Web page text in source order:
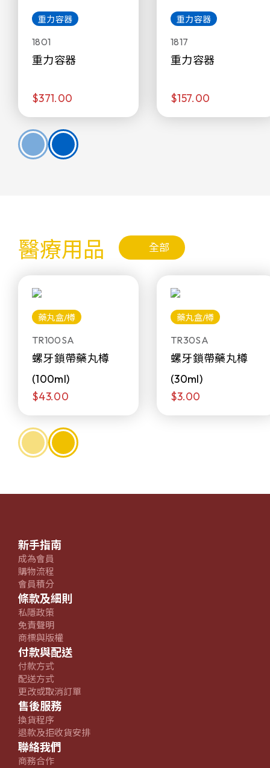
重力容器
1801
重力容器
$371.00
重力容器
1817
重力容器
$157.00
醫療用品 全部
藥丸盒/樽
TR100SA
螺牙鎖帶藥丸樽
(100ml)
$43.00
藥丸盒/樽
TR30SA
螺牙鎖帶藥丸樽
(30ml)
$3.00
新手指南
成為會員
購物流程
會員積分
條款及細則
私隱政策
免責聲明
商標與版權
付款與配送
付款方式
配送方式
更改或取消訂單
售後服務
換貨程序
退款及拒收貨安排
聯絡我們
商務合作